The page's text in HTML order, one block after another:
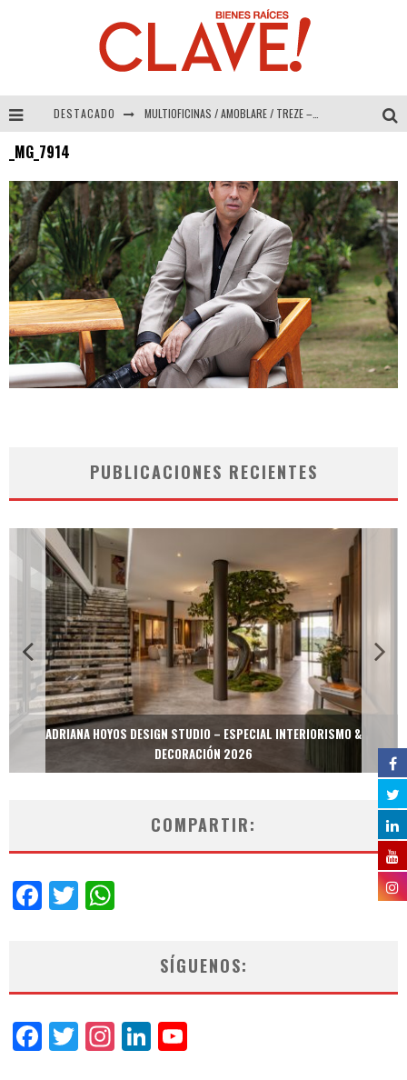
DESTACADO MULTIOFICINAS / AMOBLARE / TREZE – Especial Interiorismo & Decoración 2026
COLINEAL – Especial Interiorismo & Decoración 2026
ADRIANA HOYOS DESIGN STUDIO – Especial Interiorismo & Decoración 2026
_MG_7914
PUBLICACIONES RECIENTES
ADRIANA HOYOS DESIGN STUDIO – ESPECIAL INTERIORISMO &
DECORACIÓN 2026
COMPARTIR:
Facebook
Twitter
SÍGUENOS:
Facebook
Twitter
Instagram
LinkedIn